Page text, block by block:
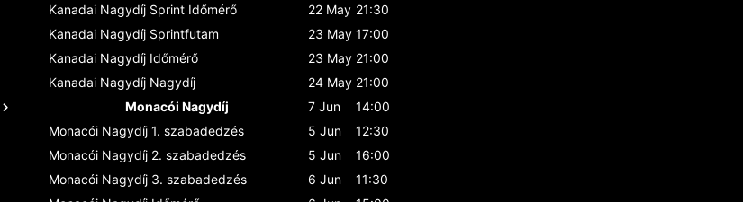
Kanadai Nagydíj Sprint Időmérő 22 May 21:30
Kanadai Nagydíj Sprintfutam 23 May 17:00
Kanadai Nagydíj Időmérő 23 May 21:00
Kanadai Nagydíj Nagydíj 24 May 21:00
Monacói Nagydíj
7 Jun
14:00
Monacói Nagydíj 1. szabadedzés 5 Jun
12:30
Monacói Nagydíj 2. szabadedzés 5 Jun
16:00
Monacói Nagydíj 3. szabadedzés 6 Jun
11:30